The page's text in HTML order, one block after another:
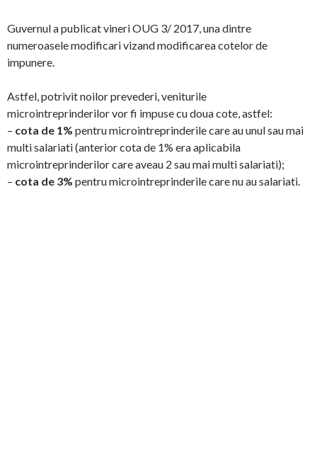
Guvernul a publicat vineri OUG 3/ 2017, una dintre
numeroasele modificari vizand modificarea cotelor de
impunere.
Astfel, potrivit noilor prevederi, veniturile
microintreprinderilor vor fi impuse cu doua cote, astfel:
– cota de 1% pentru microintreprinderile care au unul sau mai
multi salariati (anterior cota de 1% era aplicabila
microintreprinderilor care aveau 2 sau mai multi salariati);
– cota de 3% pentru microintreprinderile care nu au salariati.